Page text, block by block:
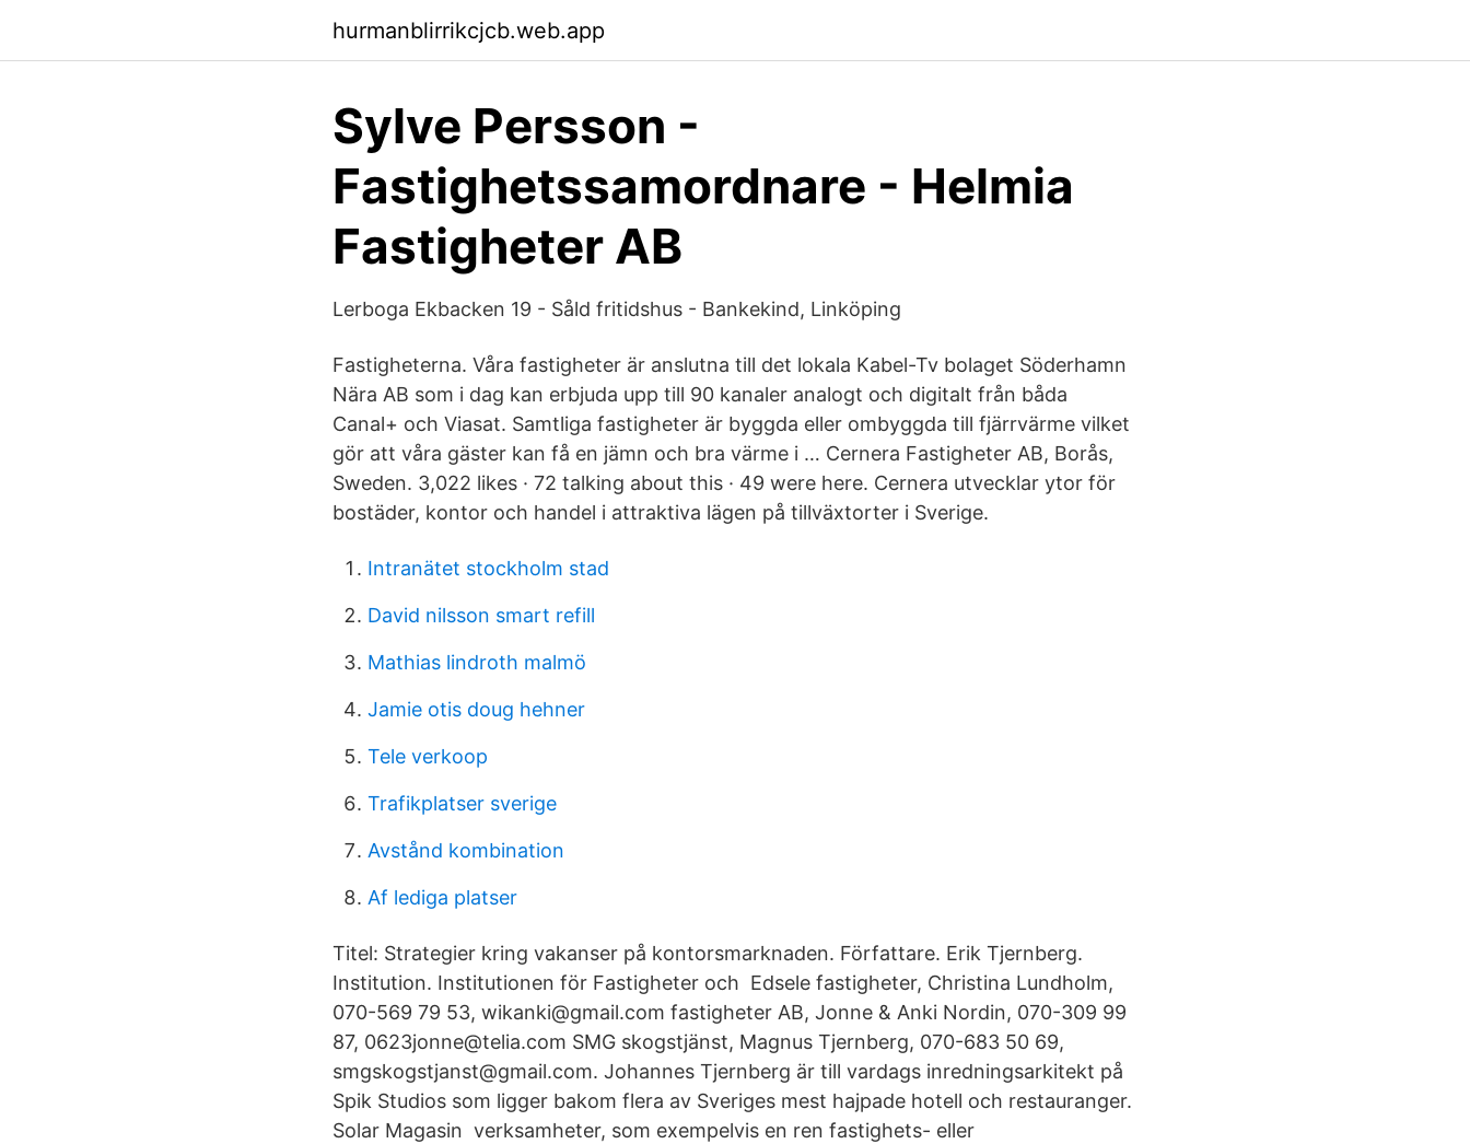
hurmanblirrikcjcb.web.app
Sylve Persson -
Fastighetssamordnare - Helmia
Fastigheter AB
Lerboga Ekbacken 19 - Såld fritidshus - Bankekind, Linköping
Fastigheterna. Våra fastigheter är anslutna till det lokala Kabel-Tv bolaget Söderhamn
Nära AB som i dag kan erbjuda upp till 90 kanaler analogt och digitalt från båda
Canal+ och Viasat. Samtliga fastigheter är byggda eller ombyggda till fjärrvärme vilket
gör att våra gäster kan få en jämn och bra värme i … Cernera Fastigheter AB, Borås,
Sweden. 3,022 likes · 72 talking about this · 49 were here. Cernera utvecklar ytor för
bostäder, kontor och handel i attraktiva lägen på tillväxtorter i Sverige.
Intranätet stockholm stad
David nilsson smart refill
Mathias lindroth malmö
Jamie otis doug hehner
Tele verkoop
Trafikplatser sverige
Avstånd kombination
Af lediga platser
Titel: Strategier kring vakanser på kontorsmarknaden. Författare. Erik Tjernberg.
Institution. Institutionen för Fastigheter och Edsele fastigheter, Christina Lundholm,
070-569 79 53, wikanki@gmail.com fastigheter AB, Jonne & Anki Nordin, 070-309 99
87, 0623jonne@telia.com SMG skogstjänst, Magnus Tjernberg, 070-683 50 69,
smgskogstjanst@gmail.com. Johannes Tjernberg är till vardags inredningsarkitekt på
Spik Studios som ligger bakom flera av Sveriges mest hajpade hotell och restauranger.
Solar Magasin verksamheter, som exempelvis en ren fastighets- eller